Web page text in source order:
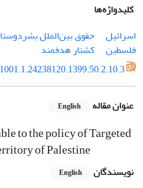
کلیدواژه‌ها
اسرائیل
حقوق بین‌الملل
فلسطین
کشتار هدفمند
عنوان مقاله English
to the policy of Targeted
of Palestine
نویسندگان English